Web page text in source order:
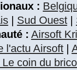
:
| Sud Ouest|
: Airsoft
l'actu Airsoft|
coin du